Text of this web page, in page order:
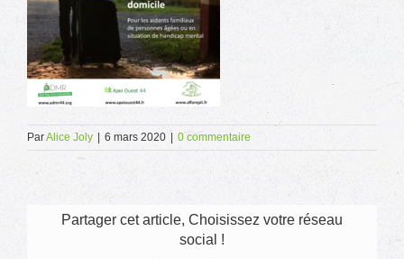
ParAlice Joly 6 mars 2020 0 commentaire
Partager cet article, Choisissez votre réseau
social !